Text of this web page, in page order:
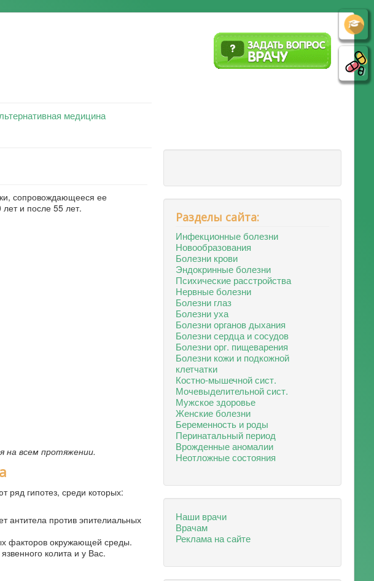
медицина
сопровождающееся ее
и после 55 лет.
на всем протяжении.
ряд гипотез, среди которых:
антитела против эпителиальных
факторов окружающей среды.
колита и у Вас.
Разделы сайта:
Инфекционные болезни
Новообразования
Болезни крови
Эндокринные болезни
Психические расстройства
Нервные болезни
Болезни глаз
Болезни уха
Болезни органов дыхания
Болезни сердца и сосудов
Болезни орг. пищеварения
Болезни кожи и подкожной
клетчатки
Костно-мышечной сист.
Мочевыделительной сист.
Мужское здоровье
Женские болезни
Беременность и роды
Перинатальный период
Врожденные аномалии
Неотложные состояния
Наши врачи
Врачам
Реклама на сайте